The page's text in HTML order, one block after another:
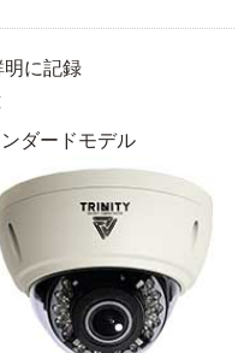
に記録
ダードモデル